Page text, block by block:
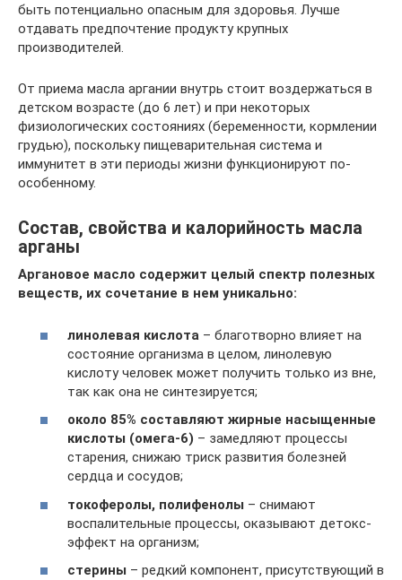
быть потенциально опасным для здоровья. Лучше
отдавать предпочтение продукту крупных
производителей.
От приема масла аргании внутрь стоит воздержаться в
детском возрасте (до 6 лет) и при некоторых
физиологических состояниях (беременности, кормлении
грудью), поскольку пищеварительная система и
иммунитет в эти периоды жизни функционируют по-
особенному.
Состав, свойства и калорийность масла
арганы
Аргановое масло содержит целый спектр полезных
веществ, их сочетание в нем уникально:
линолевая кислота – благотворно влияет на
состояние организма в целом, линолевую
кислоту человек может получить только из вне,
так как она не синтезируется;
около 85% составляют жирные насыщенные
кислоты (омега-6) – замедляют процессы
старения, снижаю триск развития болезней
сердца и сосудов;
токоферолы, полифенолы – снимают
воспалительные процессы, оказывают детокс-
эффект на организм;
стерины – редкий компонент, присутствующий в